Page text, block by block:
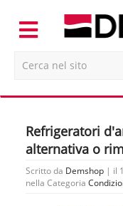
Refrigeratori
alternativa o
Scritto da Demshop | il
nella Categoria